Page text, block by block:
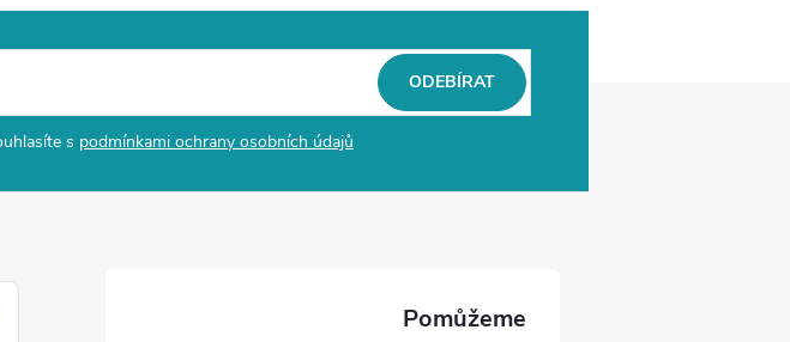
s podmínkami ochrany osobních údajů
ODEBÍRAT